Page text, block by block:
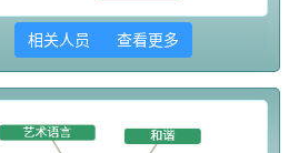
相关人员 查看更多